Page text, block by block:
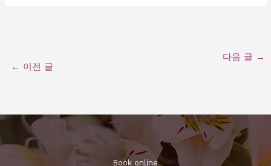
← 이전 글
다음 글 →
Book online​